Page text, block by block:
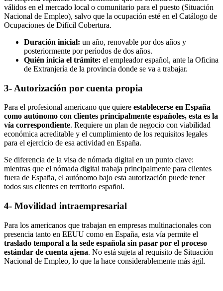
válidos en el mercado local o comunitario para el puesto (Situación
Nacional de Empleo), salvo que la ocupación esté en el Catálogo de
Ocupaciones de Difícil Cobertura.
Duración inicial: un año, renovable por dos años y
posteriormente por períodos de dos años.
Quién inicia el trámite: el empleador español, ante la Oficina
de Extranjería de la provincia donde se va a trabajar.
3- Autorización por cuenta propia
Para el profesional americano que quiere establecerse en España
como autónomo con clientes principalmente españoles, esta es la
vía correspondiente. Requiere un plan de negocio con viabilidad
económica acreditable y el cumplimiento de los requisitos legales
para el ejercicio de esa actividad en España.
Se diferencia de la visa de nómada digital en un punto clave:
mientras que el nómada digital trabaja principalmente para clientes
fuera de España, el autónomo bajo esta autorización puede tener
todos sus clientes en territorio español.
4- Movilidad intraempresarial
Para los americanos que trabajan en empresas multinacionales con
presencia tanto en EEUU como en España, esta vía permite el
traslado temporal a la sede española sin pasar por el proceso
estándar de cuenta ajena. No está sujeta al requisito de Situación
Nacional de Empleo, lo que la hace considerablemente más ágil.